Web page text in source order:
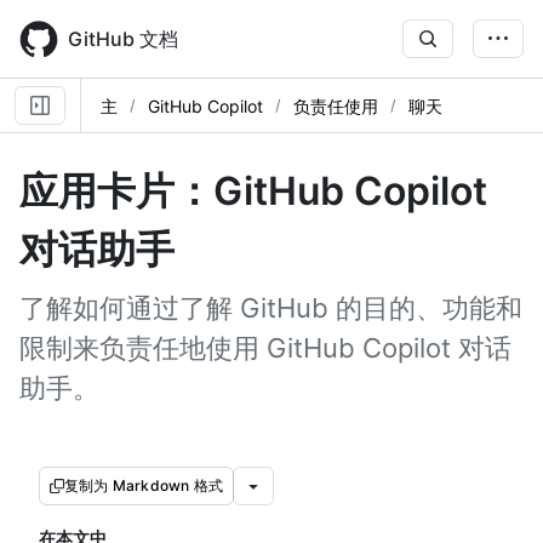
main
content
GitHub 文档
主 GitHub Copilot 负责任使用 聊天
应用卡片：GitHub Copilot
对话助手
了解如何通过了解 GitHub 的目的、功能和
限制来负责任地使用 GitHub Copilot 对话
助手。
复制为 Markdown 格式
在本文中